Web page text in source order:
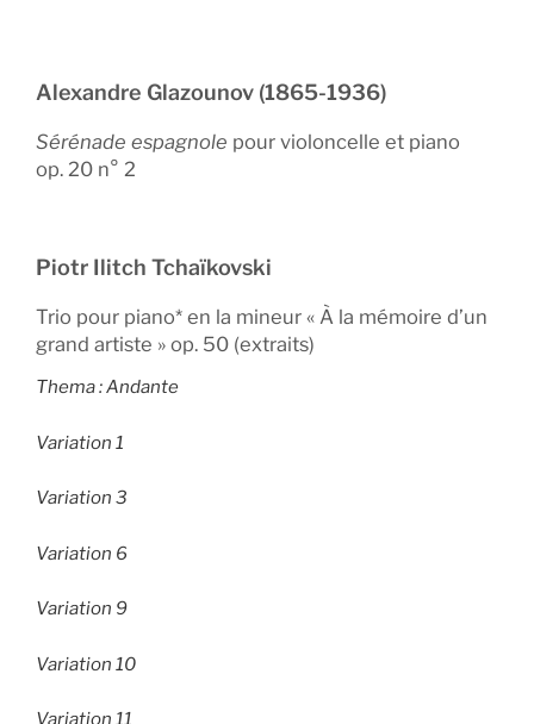
Alexandre Glazounov (1865-1936)
Sérénade espagnole pour violoncelle et piano
op. 20 n° 2
Piotr Ilitch Tchaïkovski
Trio pour piano* en la mineur « À la mémoire d’un
grand artiste » op. 50 (extraits)
Thema : Andante
Variation 1
Variation 3
Variation 6
Variation 9
Variation 10